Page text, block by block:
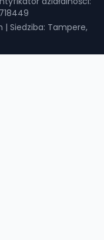
| Siedziba: Tampere,